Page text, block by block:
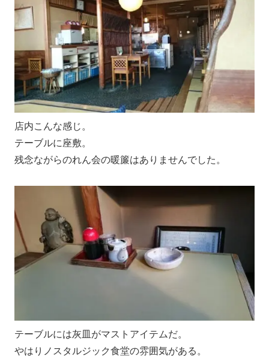
店内こんな感じ。
テーブルに座敷。
残念ながらのれん会の暖簾はありませんでした。
テーブルには灰皿がマストアイテムだ。
やはりノスタルジック食堂の雰囲気がある。